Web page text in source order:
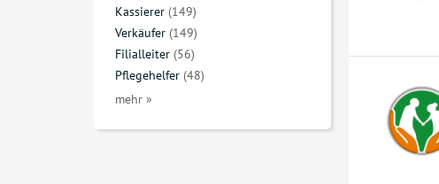
Kassierer (149)
Verkäufer (149)
Filialleiter (56)
Pflegehelfer (48)
mehr »